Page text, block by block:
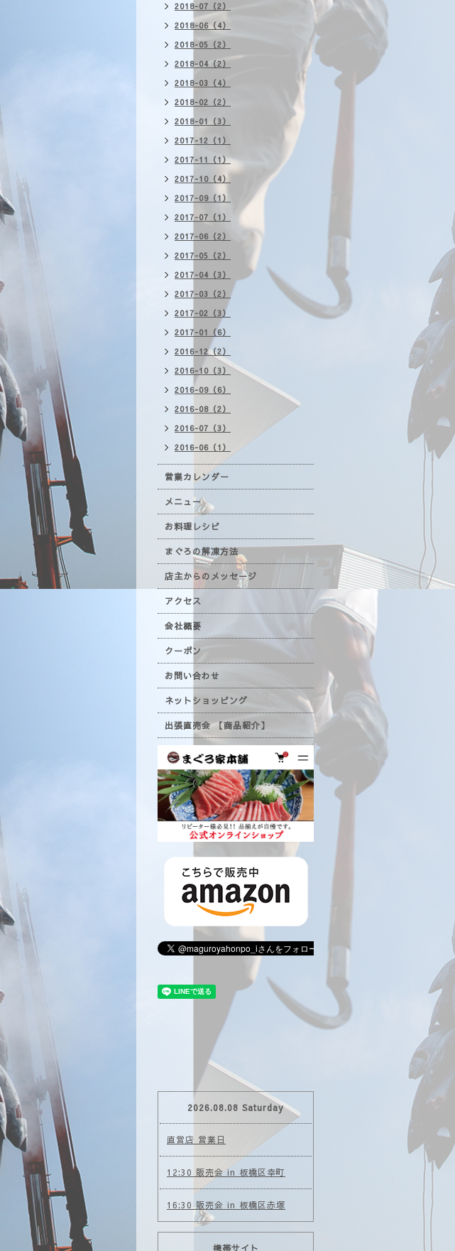
2018-07（2）
2018-06（4）
2018-05（2）
2018-04（2）
2018-03（4）
2018-02（2）
2018-01（3）
2017-12（1）
2017-11（1）
2017-10（4）
2017-09（1）
2017-07（1）
2017-06（2）
2017-05（2）
2017-04（3）
2017-03（2）
2017-02（3）
2017-01（6）
2016-12（2）
2016-10（3）
2016-09（6）
2016-08（2）
2016-07（3）
2016-06（1）
営業カレンダー
メニュー
お料理レシピ
まぐろの解凍方法
店主からのメッセージ
アクセス
会社概要
クーポン
お問い合わせ
ネットショッピング
出張直売会 【商品紹介】
2026.08.08 Saturday
直営店 営業日
12:30 販売会 in 板橋区幸町
16:30 販売会 in 板橋区赤塚
携帯サイト